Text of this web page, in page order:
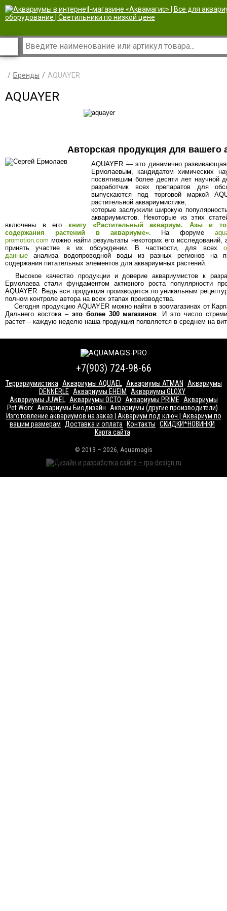
|
Бренды AQUAYER
AQUAYER
Авторская продукция для вашего
AQUAYER — это динамично
Ермолаевым, кандидатом химических
посвятившим более десяти лет научной
разработчик всех препаратов для
выпускаются под торговой маркой
растительной аквариумистике,
которые заслужили широкую
аквариумистов. Некоторые из этих
включены в его
книгу «Растительный аквариум. Азы и
содержания растений в аквариуме». На форуме
promotion.com можно найти результаты некоторих его исследований,
принять участие в их обсуждении. В частности, для всех
данные
анализа водопроводной воды из разных регионов на
содержания питательных элементов для аквариумных растений.
Высокое качество продукции и доверие аквариумистов к
Ермолаева стали фундаментом активного роста популярности
AQUAYER. Ведь вся продукция производится по уникальным
полном контроле автора на всех этапах производства.
Сегодня продукцию AQUAYER можно найти в зоомагазинах от
Дальнего востока – это более 300 магазинов. И это число
растет – каждую неделю наша продукция появляется в среднем на
+7(903) 724-98-66
Террариумистика Аквариумы AQUAEL Аквариумы ATMAN
Аквариумы
DENNERLE
Аквариумы EHEIM
Аквариумы GLOXY
Аквариумы JUWEL
Аквариумы OCTO Аквариумы PRIME
Аквариумы
Pet Worx Аквариумы Биодизайн
Аквариумы (другие производители)
Изготовление аквариумов на заказ | Аквариум под ключ | Аквариум по
вашим размерам
Доставка и оплата Контакты СКИДКИ*НОВИНКИ
Карта сайта
© 2013 – 2026, Aquamagis